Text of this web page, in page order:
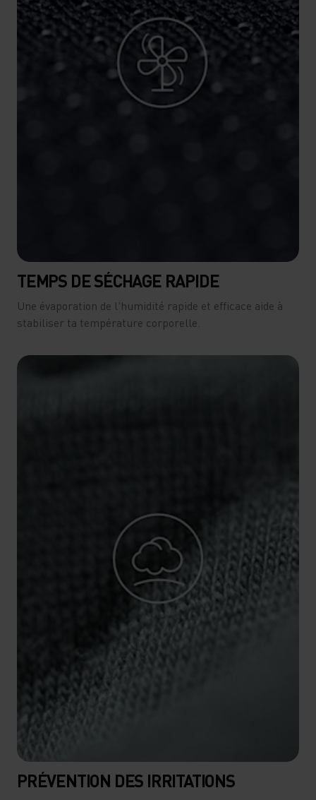
TEMPS DE SÉCHAGE RAPIDE
Une évaporation de l'humidité rapide et efficace aide à
stabiliser ta température corporelle.
PRÉVENTION DES IRRITATIONS